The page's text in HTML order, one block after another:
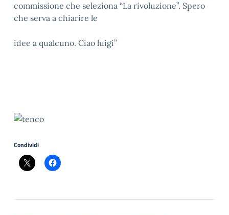
commissione che seleziona “La rivoluzione”. Spero
che serva a chiarire le
idee a qualcuno. Ciao luigi”
Condividi